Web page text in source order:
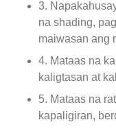
3.
na shading,
maiwasan ang
4. Mataas na
kaligtasan at
5. Mataas na
kapaligiran,